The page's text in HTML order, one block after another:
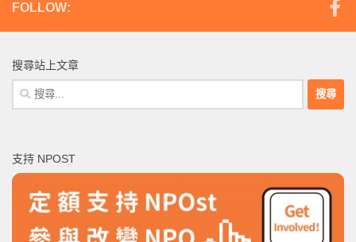
FOLLOW:
搜尋站上文章
搜
尋
字:
支持 NPOST